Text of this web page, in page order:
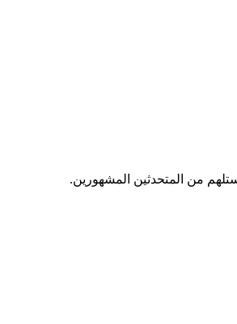
من المتحدثين المشهورين.